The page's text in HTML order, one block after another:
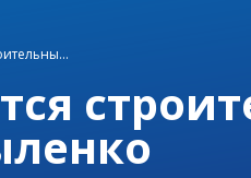
Генерала Рыленко